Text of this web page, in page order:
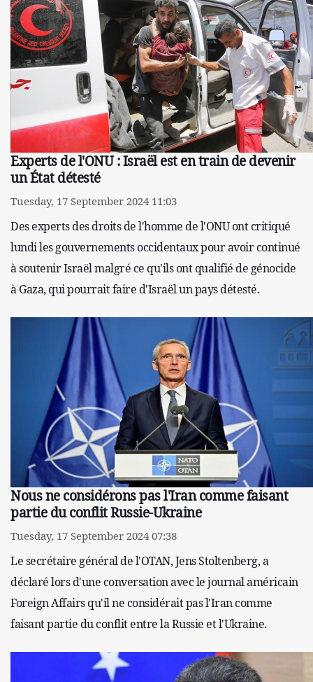
Experts de l'ONU : Israël est en train de devenir
un État détesté
Tuesday, 17 September 2024 11:03
Des experts des droits de l'homme de l'ONU ont critiqué
lundi les gouvernements occidentaux pour avoir continué
à soutenir Israël malgré ce qu'ils ont qualifié de génocide
à Gaza, qui pourrait faire d'Israël un pays détesté.
Nous ne considérons pas l'Iran comme faisant
partie du conflit Russie-Ukraine
Tuesday, 17 September 2024 07:38
Le secrétaire général de l'OTAN, Jens Stoltenberg, a
déclaré lors d'une conversation avec le journal américain
Foreign Affairs qu'il ne considérait pas l'Iran comme
faisant partie du conflit entre la Russie et l'Ukraine.